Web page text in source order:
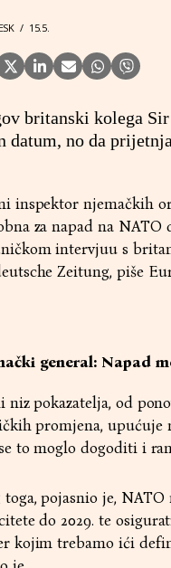
/ 15.5.
britanski kolega
datum, no da
inspektor njemačkih
za napad na
intervjuu s
Zeitung, piše
general: Napad
niz pokazatelja, od
promjena, upućuje
to moglo dogoditi i
toga, pojasnio je,
do 2029. te
kojim trebamo ići